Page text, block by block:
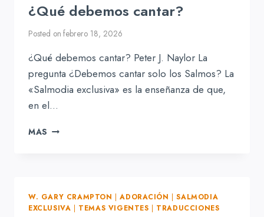
¿Qué debemos cantar?
Posted on febrero 18, 2026
¿Qué debemos cantar? Peter J. Naylor La
pregunta ¿Debemos cantar solo los Salmos? La
«Salmodia exclusiva» es la enseñanza de que,
en el…
MAS ¿QUÉ
W. GARY CRAMPTON |ADORACIÓN |SALMODIA
EXCLUSIVA | TEMAS VIGENTES | TRADUCCIONES